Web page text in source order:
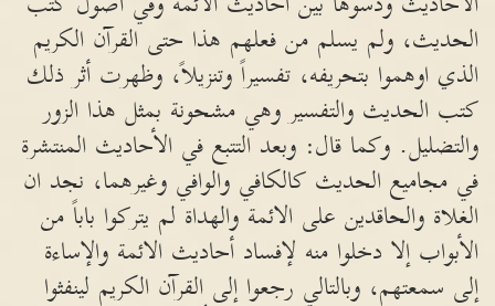
الحديث، ولم يسلم من فعلهم هذا حتى القرآن الكريم
الذي اوهموا بتحريفه، تفسيراً وتنزيلاً، وظهرت أثر ذلك
كتب الحديث والتفسير وهي مشحونة بمثل هذا الزور
والتضليل. وكما قال: وبعد التتبع في الأحاديث المنتشرة
في مجاميع الحديث كالكافي والوافي وغيرهما، نجد ان
الغلاة والحاقدين على الائمة والهداة لم يتركوا باباً من
الأبواب إلا دخلوا منه لإفساد أحاديث الائمة والإساءة
إلى سمعتهم، وبالتالي رجعوا إلى القرآن الكريم لينفثوا